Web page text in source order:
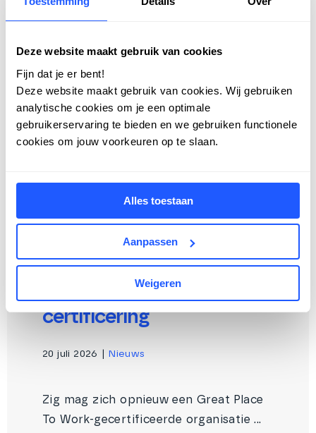
Deze website maakt gebruik van cookies
Fijn dat je er bent!
Deze website maakt gebruik van cookies. Wij gebruiken
analytische cookies om je een optimale
gebruikerservaring te bieden en we gebruiken functionele
cookies om jouw voorkeuren op te slaan.
Alles toestaan
Aanpassen
Weigeren
Zig behaalt opnieuw
Great Place To Work-
certificering
20 juli 2026 Nieuws
Zig mag zich opnieuw een Great Place
To Work-gecertificeerde organisatie ...